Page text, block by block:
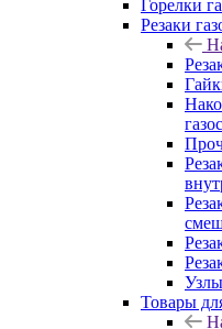
Горелки
Резаки
Товары